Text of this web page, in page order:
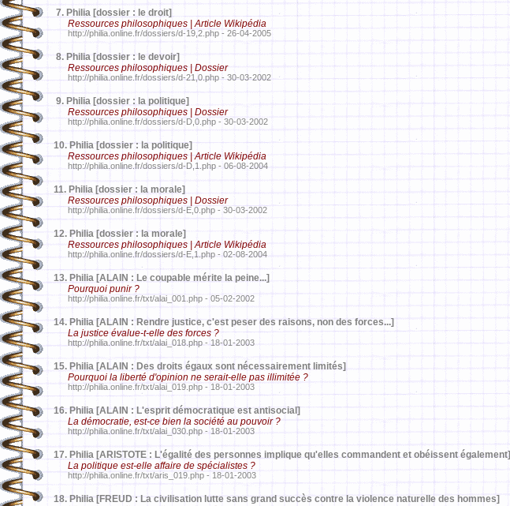
7. Philia [dossier : le droit]
Ressources philosophiques | Article Wikipédia
http://philia.online.fr/dossiers/d-19,2.php - 26-04-2005
8. Philia [dossier : le devoir]
Ressources philosophiques | Dossier
http://philia.online.fr/dossiers/d-21,0.php - 30-03-2002
9. Philia [dossier : la politique]
Ressources philosophiques | Dossier
http://philia.online.fr/dossiers/d-D,0.php - 30-03-2002
10. Philia [dossier : la politique]
Ressources philosophiques | Article Wikipédia
http://philia.online.fr/dossiers/d-D,1.php - 06-08-2004
11. Philia [dossier : la morale]
Ressources philosophiques | Dossier
http://philia.online.fr/dossiers/d-E,0.php - 30-03-2002
12. Philia [dossier : la morale]
Ressources philosophiques | Article Wikipédia
http://philia.online.fr/dossiers/d-E,1.php - 02-08-2004
13. Philia [ALAIN : Le coupable mérite la peine...]
Pourquoi punir ?
http://philia.online.fr/txt/alai_001.php - 05-02-2002
14. Philia [ALAIN : Rendre justice, c'est peser des raisons, non des forces...]
La justice évalue-t-elle des forces ?
http://philia.online.fr/txt/alai_018.php - 18-01-2003
15. Philia [ALAIN : Des droits égaux sont nécessairement limités]
Pourquoi la liberté d'opinion ne serait-elle pas illimitée ?
http://philia.online.fr/txt/alai_019.php - 18-01-2003
16. Philia [ALAIN : L'esprit démocratique est antisocial]
La démocratie, est-ce bien la société au pouvoir ?
http://philia.online.fr/txt/alai_030.php - 18-01-2003
17. Philia [ARISTOTE : L'égalité des personnes implique qu'elles commandent et obéissent également]
La politique est-elle affaire de spécialistes ?
http://philia.online.fr/txt/aris_019.php - 18-01-2003
18. Philia [FREUD : La civilisation lutte sans grand succès contre la violence naturelle des hommes]